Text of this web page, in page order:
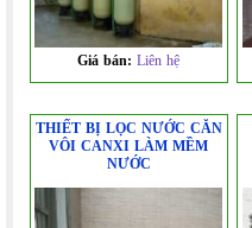
Giá bán:Liên hệ
THIẾT BỊ LỌC NƯỚC CĂN
VÔI CANXI LÀM MỀM
NƯỚC